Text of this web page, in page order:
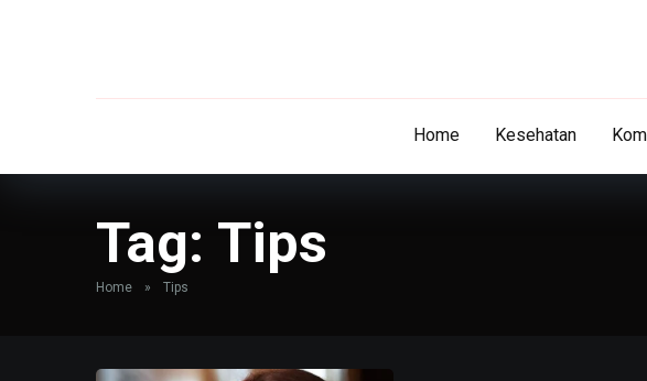
Home Kesehatan
Tag: Tips
Home » Tips